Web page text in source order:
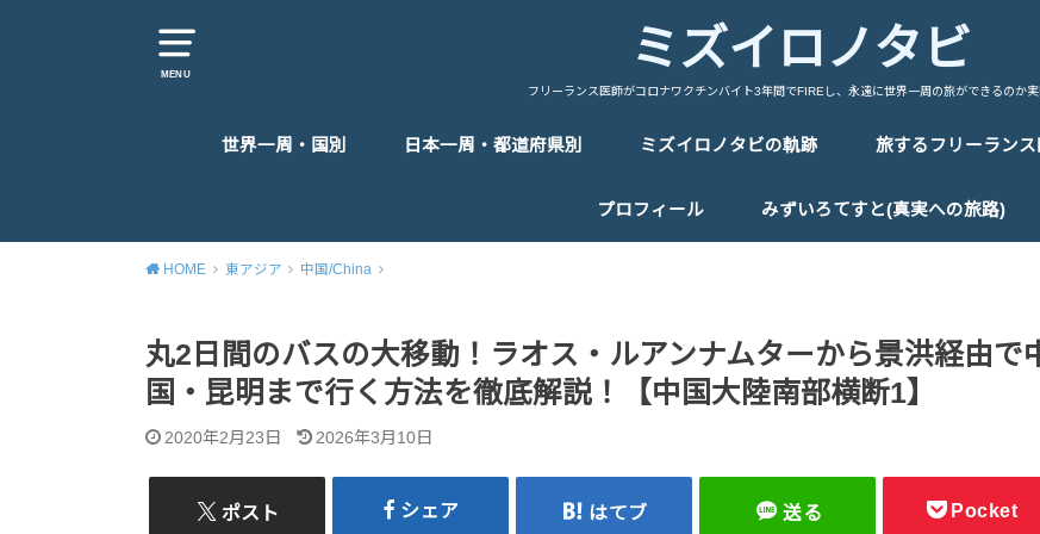
MENU ミズイロノタビ
フリーランス医師がコロナワクチンバイト3年間でFIREし、永遠に世界一周の旅ができるのか実
世界一周・国別
中国/China
台湾/Taiwan
韓国/Korea
タイ/Thailand
マレーシア/Malaysia
シンガポール/Singapore
ベトナム/Vietnam
カンボジア/Cambodia
ラオス/Laos
ミャンマー/Myanmar
インドネシア/Indonesia
インド/India
ネパール/Nepal
トルコ/Turkey
イラン/Iran
アラブ首長国連邦/UAE
イタリア/Italy
フランス/France
スペイン/Spain
ポルトガル/Portugal
ドイツ/Germany
スイス/Switherland
オランダ/Netherland
ベルギー/Bergium
チェコ/Czech Republic
オーストリア/Austria
ハンガリー/Hungary
ポーランド/Poland
エストニア/Estonia
ラトビア/Latvia
リトアニア/Lithuania
フィンランド/Finland
ギリシャ/Greece
ロシア/Russia
エジプト/Egypt
エチオピア/Ethiopia
ケニア/Kenya
ウガンダ/Uganda
ルワンダ/Rwanda
タンザニア/Tanzania
マラウイ/Malawi
ザンビア/Zambia
ジンバブエ/Zinbabwe
ボツワナ/Botswana
ナミビア/Namibia
レソト/Lethoto
南アフリカ共和国/South Africa
モロッコ/Morocco
カナダ/Canada
メキシコ/Mexico
キューバ/cuba
日本一周・都道府県別 ミズイロノタビの軌跡 旅するフリーラン
プロフィール みずいろてすと(真実への旅路)
HOME 東アジア 中国/China
丸2日間のバスの大移動！ラオス・ルアンナムターから景洪経由で
国・昆明まで行く方法を徹底解説！【中国大陸南部横断1】
2020年2月23日 2026年3月10日
ポスト シェア はてブ 送る Pocket